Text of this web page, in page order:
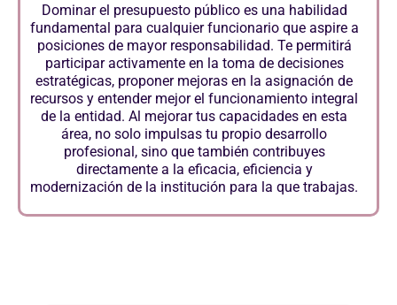
Dominar el presupuesto público es una habilidad
fundamental para cualquier funcionario que aspire a
posiciones de mayor responsabilidad. Te permitirá
participar activamente en la toma de decisiones
estratégicas, proponer mejoras en la asignación de
recursos y entender mejor el funcionamiento integral
de la entidad. Al mejorar tus capacidades en esta
área, no solo impulsas tu propio desarrollo
profesional, sino que también contribuyes
directamente a la eficacia, eficiencia y
modernización de la institución para la que trabajas.